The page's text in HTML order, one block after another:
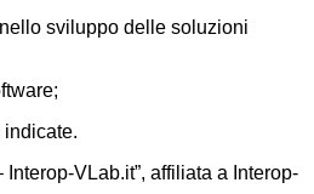
sviluppo delle soluzioni
VLab.it”, affiliata a Interop-